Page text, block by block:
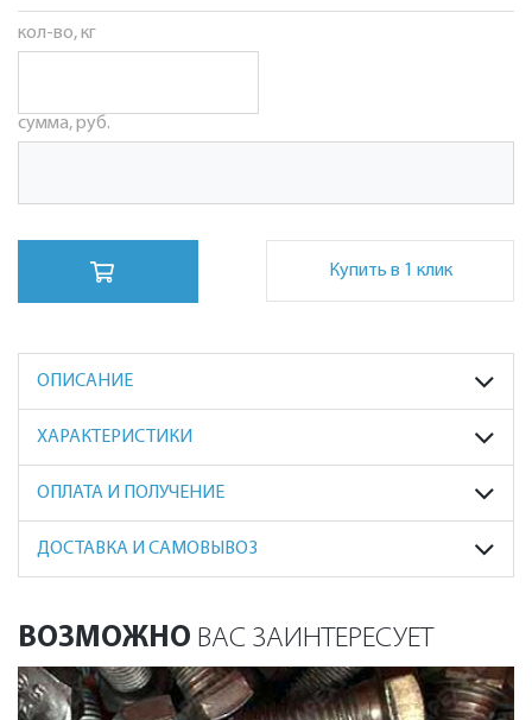
кол-во, кг
сумма, руб.
Купить в 1 клик
ОПИСАНИЕ
ХАРАКТЕРИСТИКИ
ОПЛАТА И ПОЛУЧЕНИЕ
ДОСТАВКА И САМОВЫВОЗ
ВОЗМОЖНО ВАС ЗАИНТЕРЕСУЕТ